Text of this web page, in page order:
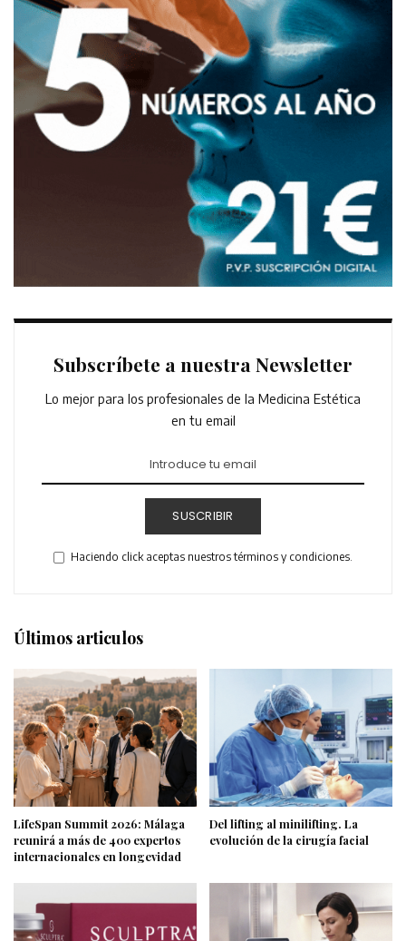
Subscríbete a nuestra Newsletter
Lo mejor para los profesionales de la Medicina Estética
en tu email
SUSCRIBIR
Haciendo click aceptas nuestros términos y condiciones.
Últimos articulos
LifeSpan Summit 2026: Málaga
reunirá a más de 400 expertos
internacionales en longevidad
Del lifting al minilifting. La
evolución de la cirugía facial